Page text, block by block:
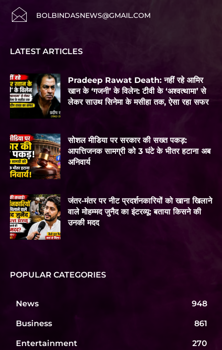
BOLBINDASNEWS@GMAIL.COM
LATEST ARTICLES
Pradeep Rawat Death: नहीं रहे आमिर
खान के ‘गजनी’ के विलेन: टीवी के ‘अश्वत्थामा’ से
लेकर साउथ सिनेमा के मसीहा तक, ऐसा रहा सफर
सोशल मीडिया पर सरकार की सख्त पकड़:
आपत्तिजनक सामग्री को 3 घंटे के भीतर हटाना अब
अनिवार्य
जंतर-मंतर पर नीट प्रदर्शनकारियों को खाना खिलाने
वाले मोहम्मद जुनैद का इंटरव्यू: बताया किसने की
उनकी मदद
POPULAR CATEGORIES
News 948
Business 861
Entertainment 270